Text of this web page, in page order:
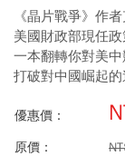
《晶片戰爭》作
美國財政部現任
一本翻轉你對美
打破對中國崛起
優惠價：
原價：